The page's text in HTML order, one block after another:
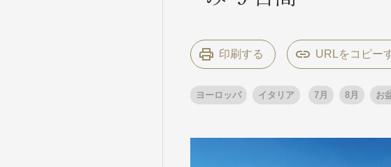
出発地とエリア
1月
2月 3月 4
出発地とエリア
冬の国内旅行
1月
印刷する
ヨーロッパ イタリア 7月 8月 お